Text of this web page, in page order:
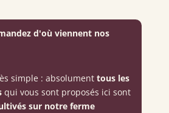
d'où viennent nos
simple : absolument tous les
qui vous sont proposés ici sont
sur notre ferme